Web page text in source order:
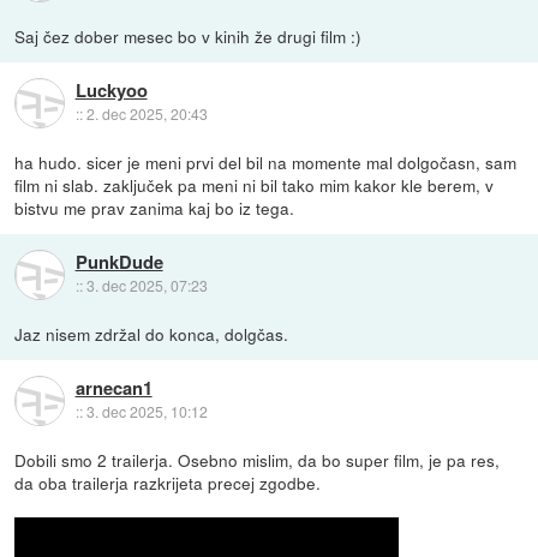
Saj čez dober mesec bo v kinih že drugi film :)
Luckyoo
::2. dec 2025, 20:43
ha hudo. sicer je meni prvi del bil na momente mal dolgočasn, sam
film ni slab. zaključek pa meni ni bil tako mim kakor kle berem, v
bistvu me prav zanima kaj bo iz tega.
PunkDude
::3. dec 2025, 07:23
Jaz nisem zdržal do konca, dolgčas.
arnecan1
::3. dec 2025, 10:12
Dobili smo 2 trailerja. Osebno mislim, da bo super film, je pa res,
da oba trailerja razkrijeta precej zgodbe.